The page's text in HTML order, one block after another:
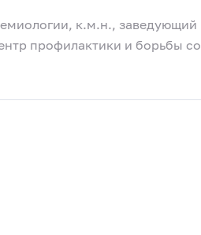
к.м.н., заведующий
профилактики и борьбы со